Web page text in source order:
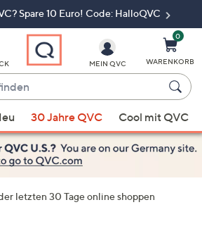
Spare 10 Euro! Code: HalloQVC
MEIN QVC
0
WARENKORB
30 Jahre QVC Cool mit QVC
letzten 30 Tage online shoppen